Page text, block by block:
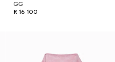
GG
R 16 100